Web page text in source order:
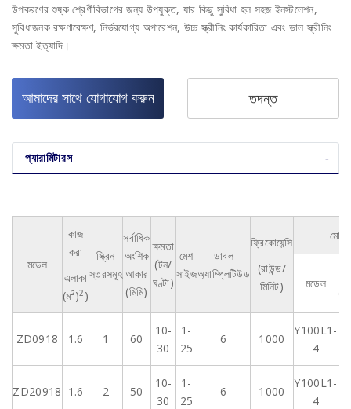
উপকরণের শুষ্ক শ্রেণীবিভাগের জন্য উপযুক্ত, যার কিছু সুবিধা হল সহজ ইনস্টলেশন,
সুবিধাজনক রক্ষণাবেক্ষণ, নির্ভরযোগ্য অপারেশন, উচ্চ স্ক্রীনিং কার্যকারিতা এবং ভাল স্ক্রীনিং
ক্ষমতা ইত্যাদি।
আমাদের সাথে যোগাযোগ করুন তদন্ত
প্যারামিটারস
মডেল
কাজ
করা
এলাকা
(ম²)2 )
স্ক্রিন
স্তরসমূহ
সর্বাধিক
অংশিক
আকার
(মিমি)
ক্ষমতা
(টন/
ঘণ্টা)
মেশ
সাইজ
ডাবল
অ্যাম্প্লিটিউড
ফ্রিকোয়েন্সি
(রাউন্ড/
মিনিট)
মোটর
মডেল
ZD0918 1.6 1 60
10-
30
1-
25
6 1000
Y100L1-
4
ZD20918 1.6 2 50
10-
30
1-
25
6 1000
Y100L1-
4